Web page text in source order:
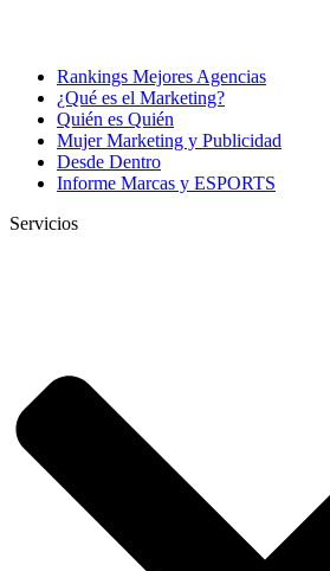
Rankings Mejores Agencias
¿Qué es el Marketing?
Quién es Quién
Mujer Marketing y Publicidad
Desde Dentro
Informe Marcas y ESPORTS
Servicios